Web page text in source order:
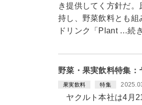
き提供してく方針だ
持し、野菜飲料とも
ドリンク「Plant …続
野菜・果実飲料特集
果実飲料 特集
ヤクルト本社は4月